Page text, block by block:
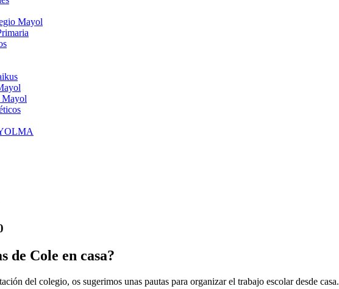
Mayol
Mayol
de Cole en casa?
del colegio, os sugerimos unas pautas para organizar el trabajo escolar desde casa.